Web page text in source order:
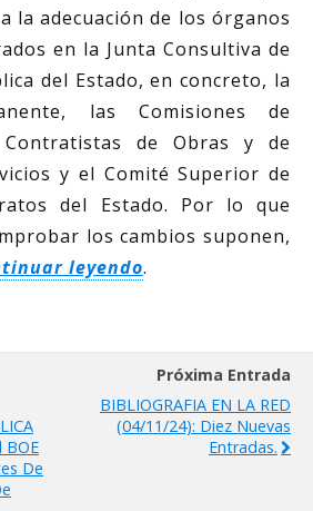
la adecuación de los órganos
en la Junta Consultiva de
del Estado, en concreto, la
las Comisiones de
Contratistas de Obras y de
y el Comité Superior de
del Estado. Por lo que
los cambios suponen,
leyendo.
BOE
De
Próxima Entrada
BIBLIOGRAFIA EN LA RED
(04/11/24): Diez Nuevas
Entradas.